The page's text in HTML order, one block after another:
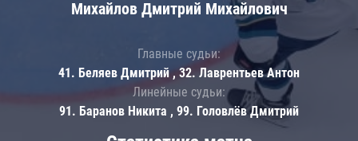
Михайлов Дмитрий Михайлович
Главные судьи:
41. Беляев Дмитрий , 32. Лаврентьев Антон
Линейные судьи:
91. Баранов Никита , 99. Головлёв Дмитрий